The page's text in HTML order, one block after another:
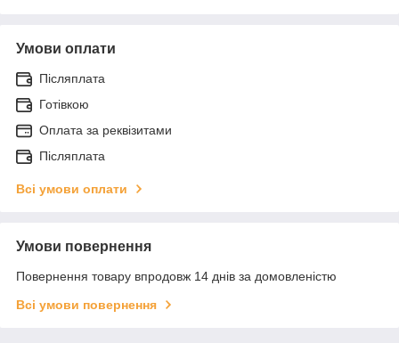
Умови оплати
Післяплата
Готівкою
Оплата за реквізитами
Післяплата
Всі умови оплати
Умови повернення
Повернення товару впродовж 14 днів за домовленістю
Всі умови повернення